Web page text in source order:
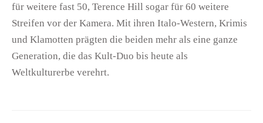
für weitere fast 50, Terence Hill sogar für 60 weitere
Streifen vor der Kamera. Mit ihren Italo-Western, Krimis
und Klamotten prägten die beiden mehr als eine ganze
Generation, die das Kult-Duo bis heute als
Weltkulturerbe verehrt.